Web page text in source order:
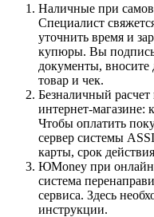
Наличные при
Специалист
уточнить время и
купюры. Вы
документы, вносите
товар и чек.
Безналичный
интернет-
Чтобы оплатить
сервер системы
карты, срок
ЮMoney при
система
сервиса. Здесь
инструкции.